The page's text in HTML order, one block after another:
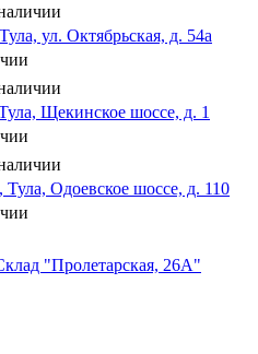
ул. Октябрьская, д. 54а
Щекинское шоссе, д. 1
Одоевское шоссе, д. 110
"Пролетарская, 26А"